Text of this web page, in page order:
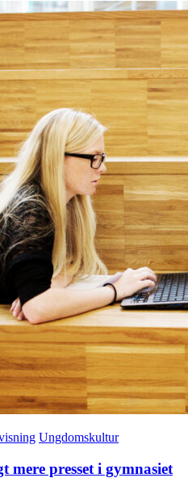
Ungdomskultur
mere presset i gymnasiet